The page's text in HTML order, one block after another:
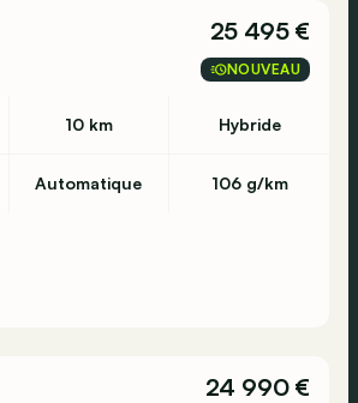
25 495 €
NOUVEAU
10 km Hybride
Automatique 106 g/km
24 990 €